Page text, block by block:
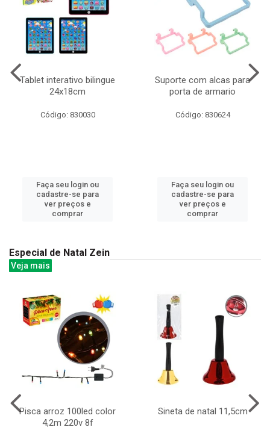
Tablet interativo bilingue
24x18cm
Código: 830030
Faça seu login ou
cadastre-se para
ver preços e
comprar
Suporte com alcas para
porta de armario
Código: 830624
Faça seu login ou
cadastre-se para
ver preços e
comprar
Especial de Natal Zein
Veja mais
Pisca arroz 100led color
4,2m 220v 8f
Sineta de natal 11,5cm